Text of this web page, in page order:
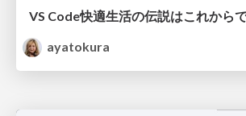
ayatokura